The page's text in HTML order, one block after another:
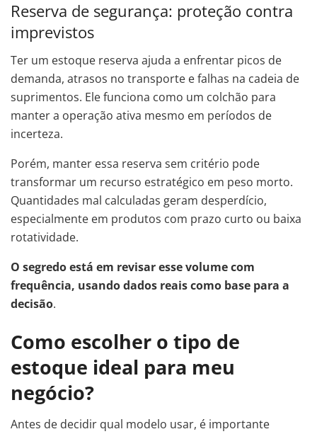
Reserva de segurança: proteção contra
imprevistos
Ter um estoque reserva ajuda a enfrentar picos de
demanda, atrasos no transporte e falhas na cadeia de
suprimentos. Ele funciona como um colchão para
manter a operação ativa mesmo em períodos de
incerteza.
Porém, manter essa reserva sem critério pode
transformar um recurso estratégico em peso morto.
Quantidades mal calculadas geram desperdício,
especialmente em produtos com prazo curto ou baixa
rotatividade.
O segredo está em revisar esse volume com
frequência, usando dados reais como base para a
decisão.
Como escolher o tipo de
estoque ideal para meu
negócio?
Antes de decidir qual modelo usar, é importante